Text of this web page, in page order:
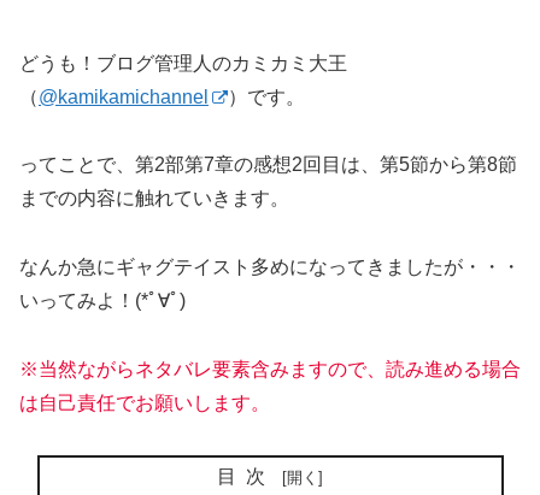
どうも！ブログ管理人のカミカミ大王
（@kamikamichannel ）です。
ってことで、第2部第7章の感想2回目は、第5節から第8節
までの内容に触れていきます。
なんか急にギャグテイスト多めになってきましたが・・・
いってみよ！(*ﾟ∀ﾟ)
※当然ながらネタバレ要素含みますので、読み進める場合
は自己責任でお願いします。
目次